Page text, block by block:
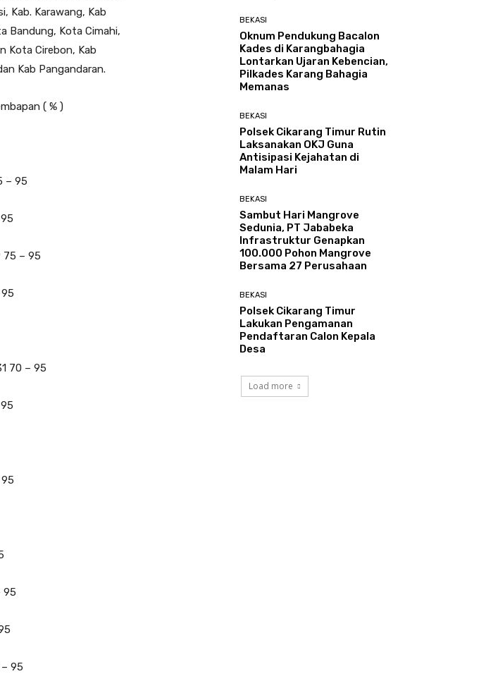
Kab. Karawang, Kab
Bandung, Kota Cimahi,
Kota Cirebon, Kab
Kab Pangandaran.
( % )
– 95
75 – 95
70 – 95
95
95
BEKASI
Oknum Pendukung Bacalon
Kades di Karangbahagia
Lontarkan Ujaran Kebencian,
Pilkades Karang Bahagia
Memanas
BEKASI
Polsek Cikarang Timur Rutin
Laksanakan OKJ Guna
Antisipasi Kejahatan di
Malam Hari
BEKASI
Sambut Hari Mangrove
Sedunia, PT Jababeka
Infrastruktur Genapkan
100.000 Pohon Mangrove
Bersama 27 Perusahaan
BEKASI
Polsek Cikarang Timur
Lakukan Pengamanan
Pendaftaran Calon Kepala
Desa
Load more